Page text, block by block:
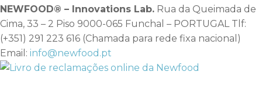
NEWFOOD® – Innovations Lab. Rua da Queimada de
Cima, 33 – 2 Piso 9000-065 Funchal – PORTUGAL Tlf:
(+351) 291 223 616 (Chamada para rede fixa nacional)
Email: info@newfood.pt